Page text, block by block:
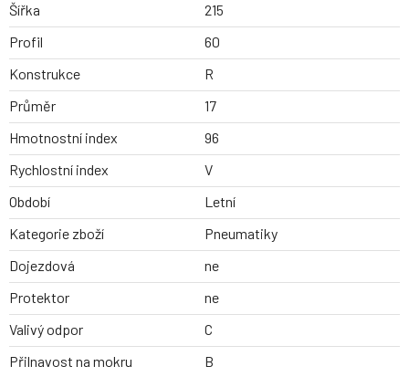
Šířka
215
Profil
60
Konstrukce
R
Průměr
17
Hmotnostní index
96
Rychlostní index
V
Období
Letní
Kategorie zboží
Pneumatiky
Dojezdová
ne
Protektor
ne
Valivý odpor
C
Přilnavost na mokru
B